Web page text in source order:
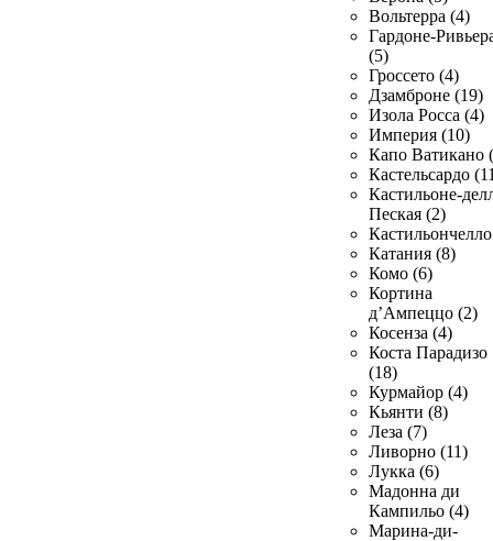
Вольтерра (4)
Гардоне-
(5)
Гроссето (4)
Дзамброне (19)
Изола Росса (4)
Империя (10)
Капо Ватикано
Кастельсардо
Кастильоне-
Пеская (2)
Катания (8)
Комо (6)
Кортина
д’Ампеццо (2)
Косенза (4)
Коста Парадизо
(18)
Курмайор (4)
Кьянти (8)
Леза (7)
Ливорно (11)
Лукка (6)
Мадонна ди
Кампильо (4)
Марина-ди-